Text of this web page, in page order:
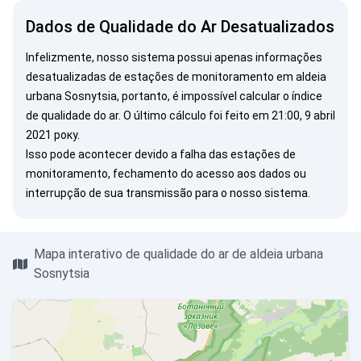
Dados de Qualidade do Ar Desatualizados
Infelizmente, nosso sistema possui apenas informações
desatualizadas de estações de monitoramento em aldeia
urbana Sosnytsia, portanto, é impossível calcular o índice
de qualidade do ar. O último cálculo foi feito em 21:00, 9 abril
2021 року.
Isso pode acontecer devido a falha das estações de
monitoramento, fechamento do acesso aos dados ou
interrupção de sua transmissão para o nosso sistema.
Mapa interativo de qualidade do ar de aldeia urbana
Sosnytsia